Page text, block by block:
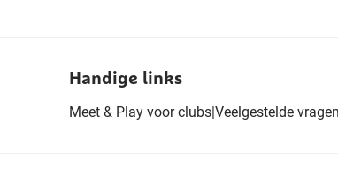
Handige links
Meet & Play voor clubs|Veelgestelde vragen